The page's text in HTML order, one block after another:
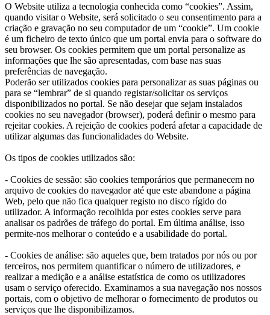
O Website utiliza a tecnologia conhecida como “cookies”. Assim,
quando visitar o Website, será solicitado o seu consentimento para a
criação e gravação no seu computador de um “cookie”. Um cookie
é um ficheiro de texto único que um portal envia para o software do
seu browser. Os cookies permitem que um portal personalize as
informações que lhe são apresentadas, com base nas suas
preferências de navegação.
Poderão ser utilizados cookies para personalizar as suas páginas ou
para se “lembrar” de si quando registar/solicitar os serviços
disponibilizados no portal. Se não desejar que sejam instalados
cookies no seu navegador (browser), poderá definir o mesmo para
rejeitar cookies. A rejeição de cookies poderá afetar a capacidade de
utilizar algumas das funcionalidades do Website.
Os tipos de cookies utilizados são:
- Cookies de sessão: são cookies temporários que permanecem no
arquivo de cookies do navegador até que este abandone a página
Web, pelo que não fica qualquer registo no disco rígido do
utilizador. A informação recolhida por estes cookies serve para
analisar os padrões de tráfego do portal. Em última análise, isso
permite-nos melhorar o conteúdo e a usabilidade do portal.
- Cookies de análise: são aqueles que, bem tratados por nós ou por
terceiros, nos permitem quantificar o número de utilizadores, e
realizar a medição e a análise estatística de como os utilizadores
usam o serviço oferecido. Examinamos a sua navegação nos nossos
portais, com o objetivo de melhorar o fornecimento de produtos ou
serviços que lhe disponibilizamos.